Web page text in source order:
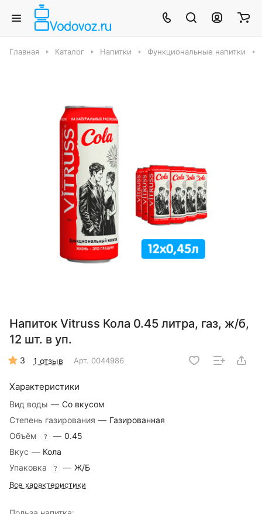
Главная Каталог Напитки Функциональные напитки
Напиток Vitruss Кола 0.45 литра, газ, ж/б,
12 шт. в уп.
3 1 отзыв Арт. 0044986
Характеристики
Вид воды — Со вкусом
Степень газирования — Газированная
Объём
? — 0.45
Вкус — Кола
Упаковка
? — Ж/Б
Все характеристики